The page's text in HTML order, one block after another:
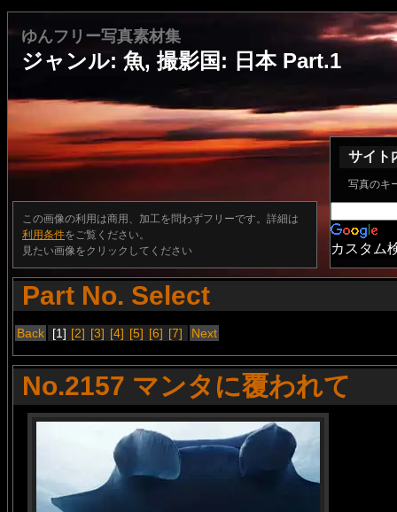
ゆんフリー写真素材集
ジャンル: 魚, 撮影国: 日本 Part.1
この画像の利用は商用、加工を問わずフリーです。詳細は
利用条件をご覧ください。
見たい画像をクリックしてください
サイト
写真のキ
カスタム
Part No. Select
Back [1] [2] [3] [4] [5] [6] [7] Next
No.2157 マンタに覆われて